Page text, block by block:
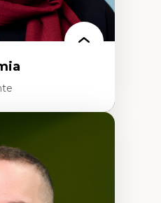
et représentations
usages au Canada
des
dans l'espace